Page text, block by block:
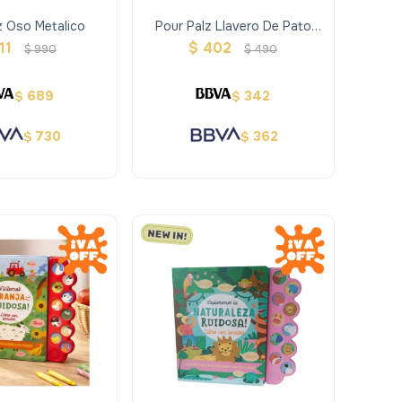
Oso Metalico
$990
$ 689
$ 730
Pour Palz Llavero De Pato
Colores Surtidos
$ 402 $490
$ 342
$ 362